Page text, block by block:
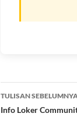
Navigasi
Tulisan
TULISAN
Info Loker